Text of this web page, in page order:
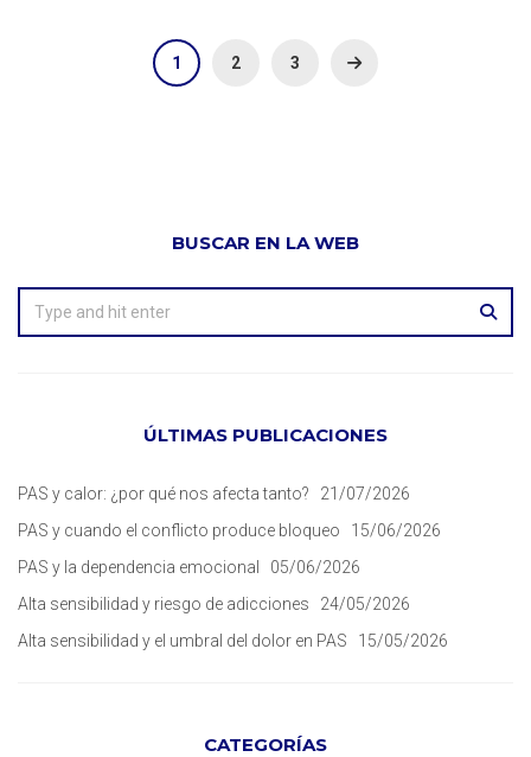
1 2 3
BUSCAR EN LA WEB
ÚLTIMAS PUBLICACIONES
PAS y calor: ¿por qué nos afecta tanto?
21/07/2026
PAS y cuando el conflicto produce bloqueo
15/06/2026
PAS y la dependencia emocional
05/06/2026
Alta sensibilidad y riesgo de adicciones
24/05/2026
Alta sensibilidad y el umbral del dolor en PAS
15/05/2026
CATEGORÍAS